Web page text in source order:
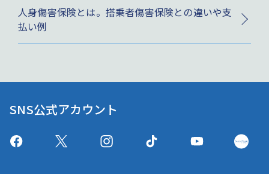
人身傷害保険とは。搭乗者傷害保険との違いや支
払い例
SNS公式アカウント